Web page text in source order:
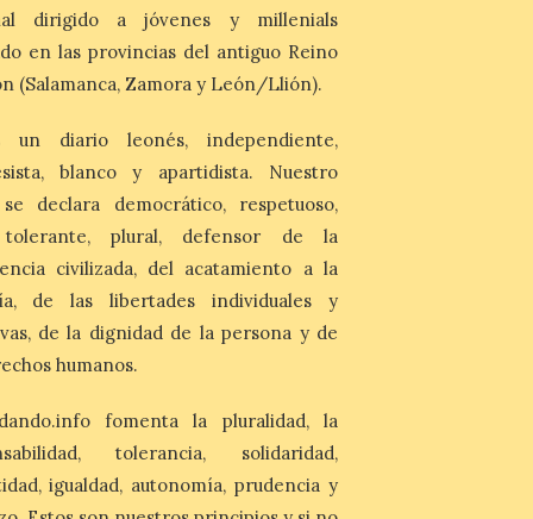
Antigüedad clásica, la mitología y los
viajes, que se suceden al ritmo de un
evocador tema de La […]
Patrimonio Nacional
cancela la temporada de
fuentes de La Granja ante
la escasez de agua
6 Ago 2026
Esta medida afecta a los
espectáculos nocturnos
de la Fuente Baños de
Diana previstos para los
día 25. La reserva de agua en el estanque
«El Mar», […]
El Descenso Internacional
dirigido a jóvenes y millenials
en las provincias del antiguo Reino
(Salamanca, Zamora y León/Llión).
un diario leonés, independiente,
blanco y apartidista. Nuestro
declara democrático, respetuoso,
tolerante, plural, defensor de la
civilizada, del acatamiento a la
de las libertades individuales y
de la dignidad de la persona y de
humanos.
fomenta la pluralidad, la
tolerancia, solidaridad,
igualdad, autonomía, prudencia y